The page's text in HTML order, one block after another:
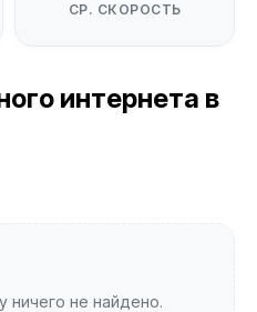
СР. СКОРОСТЬ
интернета в
ничего не найдено.